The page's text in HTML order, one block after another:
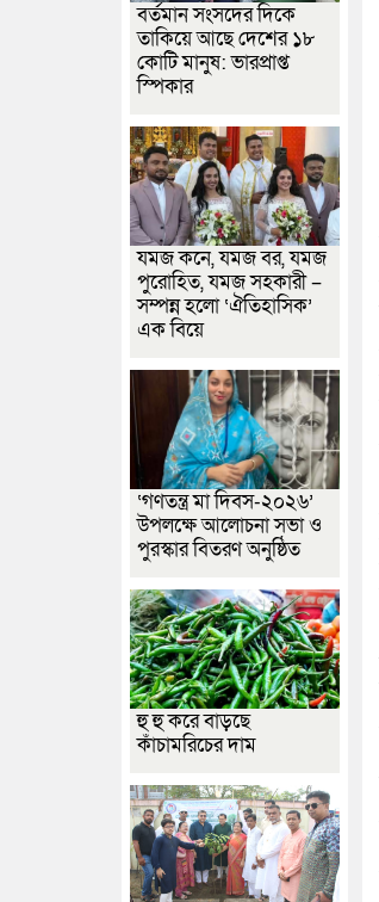
বর্তমান সংসদের দিকে
তাকিয়ে আছে দেশের ১৮
কোটি মানুষ: ভারপ্রাপ্ত
স্পিকার
যমজ কনে, যমজ বর, যমজ
পুরোহিত, যমজ সহকারী –
সম্পন্ন হলো ‘ঐতিহাসিক’
এক বিয়ে
‘গণতন্ত্র মা দিবস-২০২৬’
উপলক্ষে আলোচনা সভা ও
পুরস্কার বিতরণ অনুষ্ঠিত
হু হু করে বাড়ছে
কাঁচামরিচের দাম